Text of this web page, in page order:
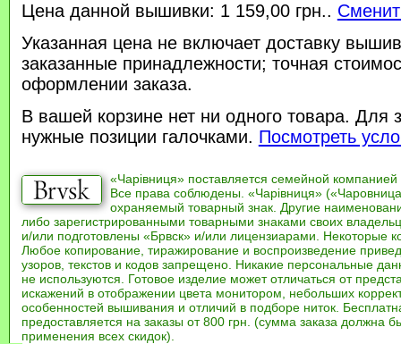
Цена данной вышивки: 1 159,00 грн..
Указанная цена не включает доставку
заказанные принадлежности; точная
оформлении заказа.
В вашей корзине нет ни одного товара. Для
нужные позиции галочками. Посмотреть
«Чарівниця» поставляется семейной компанией
Все права соблюдены. «Чарівниця»
охраняемый товарный знак. Другие
либо зарегистрированными товарными знаками своих
и/или подготовлены «Брвск» и/или лицензиарами. Некоторые
Любое копирование, тиражирование и воспроизведение
узоров, текстов и кодов запрещено. Никакие персональные
не используются. Готовое изделие может отличаться от
искажений в отображении цвета монитором, небольших
особенностей вышивания и отличий в подборе ниток.
предоставляется на заказы от 800 грн. (сумма заказа должна
применения всех скидок).